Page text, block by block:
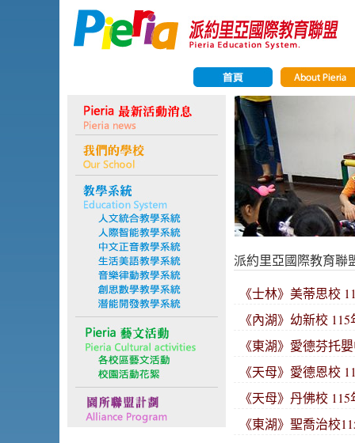
派約里亞國際教育聯
《士林》美蒂思校
《內湖》幼新校
《東湖》愛德芬托
《天母》愛德恩校
《天母》丹佛校
《東湖》聖喬治校